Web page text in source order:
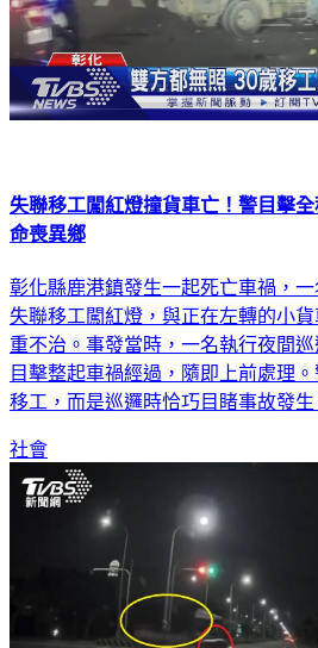
失聯移工闖紅燈撞貨車亡！警目擊
彰化縣鹿港鎮發生一起死亡車禍，
失聯移工闖紅燈，與正在左轉的小
重不治。事發當時，一名執行夜間
目擊整起車禍經過，隨即上前處理。
社會